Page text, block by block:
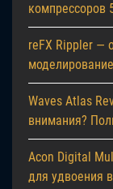
компрессоров
reFX Rippler —
Waves Atlas
внимания?
Acon Digital
для удвоения